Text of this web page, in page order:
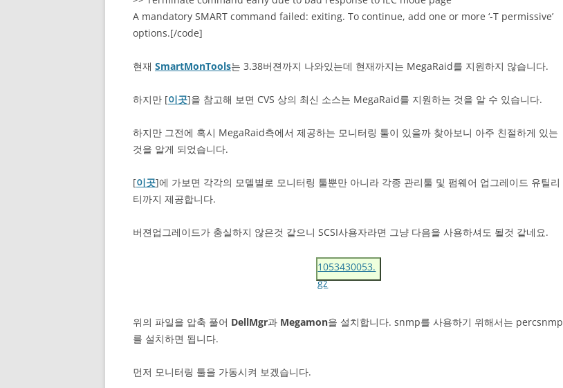
A mandatory SMART command failed: exiting. To continue, add one or more ‘-T permissive’
options.[/code]
현재 SmartMonTools는 3.38버젼까지 나와있는데 현재까지는 MegaRaid를 지원하지 않습니다.
하지만 [이곳]을 참고해 보면 CVS 상의 최신 소스는 MegaRaid를 지원하는 것을 알 수 있습니다.
하지만 그전에 혹시 MegaRaid측에서 제공하는 모니터링 툴이 있을까 찾아보니 아주 친절하게 있는
것을 알게 되었습니다.
[이곳]에 가보면 각각의 모델별로 모니터링 툴뿐만 아니라 각종 관리툴 및 펌웨어 업그레이드 유틸리
티까지 제공합니다.
버젼업그레이드가 충실하지 않은것 같으니 SCSI사용자라면 그냥 다음을 사용하셔도 될것 같네요.
1053430053.
gz
위의 파일을 압축 풀어 DellMgr과 Megamon을 설치합니다. snmp를 사용하기 위해서는 percsnmp
를 설치하면 됩니다.
먼저 모니터링 툴을 가동시켜 보겠습니다.